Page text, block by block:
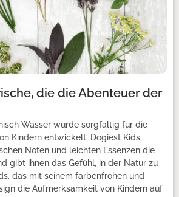
die die Abenteuer der
Wasser wurde sorgfältig für die
Kindern entwickelt. Dogiest Kids
Noten und leichten Essenzen die
gibt ihnen das Gefühl, in der Natur zu
das mit seinem farbenfrohen und
die Aufmerksamkeit von Kindern auf